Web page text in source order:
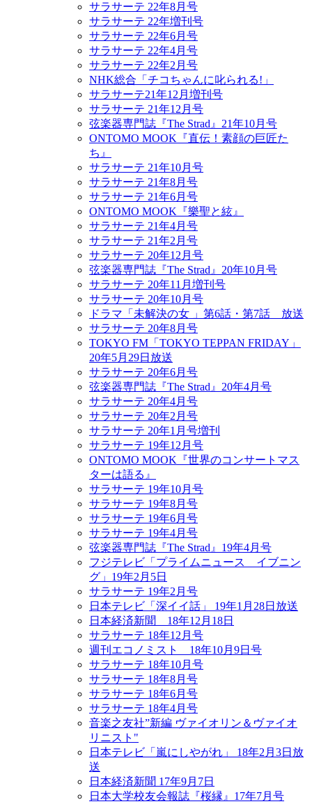
サラサーテ 22年8月号
サラサーテ 22年増刊号
サラサーテ 22年6月号
サラサーテ 22年4月号
サラサーテ 22年2月号
NHK総合「チコちゃんに叱られる!」
サラサーテ21年12月増刊号
サラサーテ 21年12月号
弦楽器専門誌『The Strad』21年10月号
ONTOMO MOOK『直伝！素顔の巨匠た
ち』
サラサーテ 21年10月号
サラサーテ 21年8月号
サラサーテ 21年6月号
ONTOMO MOOK『樂聖と絃』
サラサーテ 21年4月号
サラサーテ 21年2月号
サラサーテ 20年12月号
弦楽器専門誌『The Strad』20年10月号
サラサーテ 20年11月増刊号
サラサーテ 20年10月号
ドラマ「未解決の女 」第6話・第7話 放送
サラサーテ 20年8月号
TOKYO FM「TOKYO TEPPAN FRIDAY」
20年5月29日放送
サラサーテ 20年6月号
弦楽器専門誌『The Strad』20年4月号
サラサーテ 20年4月号
サラサーテ 20年2月号
サラサーテ 20年1月号増刊
サラサーテ 19年12月号
ONTOMO MOOK『世界のコンサートマス
ターは語る』
サラサーテ 19年10月号
サラサーテ 19年8月号
サラサーテ 19年6月号
サラサーテ 19年4月号
弦楽器専門誌『The Strad』19年4月号
フジテレビ「プライムニュース イブニン
グ」19年2月5日
サラサーテ 19年2月号
日本テレビ「深イイ話」 19年1月28日放送
日本経済新聞 18年12月18日
サラサーテ 18年12月号
週刊エコノミスト 18年10月9日号
サラサーテ 18年10月号
サラサーテ 18年8月号
サラサーテ 18年6月号
サラサーテ 18年4月号
音楽之友社”新編 ヴァイオリン＆ヴァイオ
リニスト"
日本テレビ「嵐にしやがれ」 18年2月3日放
送
日本経済新聞 17年9月7日
日本大学校友会報誌『桜縁』17年7月号